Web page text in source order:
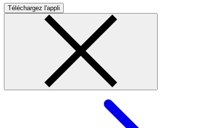
Téléchargez l'appli